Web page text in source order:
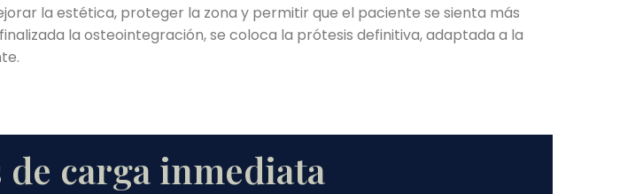
la estética, proteger la zona y permitir que el paciente se sienta más
la osteointegración, se coloca la prótesis definitiva, adaptada a la
carga inmediata